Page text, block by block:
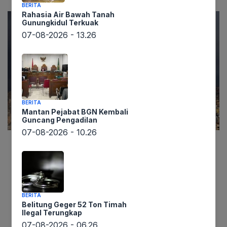
Lintaswarta.co.id
memanas setelah Israel melancarkan serangan
udara kedua berturut-turut ke pinggiran selatan
Beirut, Lebanon, pada Selasa (3/3/2026).
Serangan ini, yang menargetkan basis kuat
Hizbullah, tidak hanya menimbulkan kerusakan
BERITA
Rahasia Air Bawah Tanah
Gunungkidul Terkuak
07-08-2026 - 13.26
BERITA
Mantan Pejabat BGN Kembali
Guncang Pengadilan
07-08-2026 - 10.26
BERITA
Belitung Geger 52 Ton Timah
Ilegal Terungkap
07-08-2026 - 06.26